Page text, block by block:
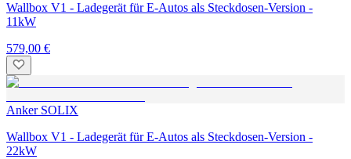
Wallbox V1 - Ladegerät für E-Autos als Steckdosen-Version -
11kW
579,00 €
Anker SOLIX
Wallbox V1 - Ladegerät für E-Autos als Steckdosen-Version -
22kW